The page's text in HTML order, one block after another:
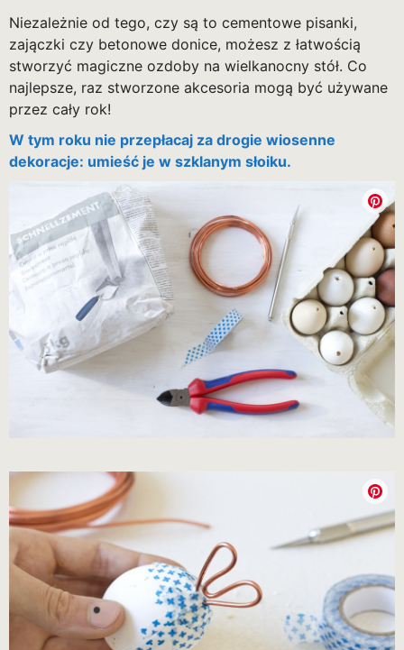
Niezależnie od tego, czy są to cementowe pisanki,
zajączki czy betonowe donice, możesz z łatwością
stworzyć magiczne ozdoby na wielkanocny stół. Co
najlepsze, raz stworzone akcesoria mogą być używane
przez cały rok!
W tym roku nie przepłacaj za drogie wiosenne
dekoracje: umieść je w szklanym słoiku.